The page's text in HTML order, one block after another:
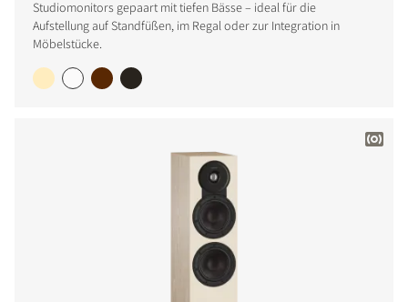
Studiomonitors gepaart mit tiefen Bässe – ideal für die
Aufstellung auf Standfüßen, im Regal oder zur Integration in
Möbelstücke.